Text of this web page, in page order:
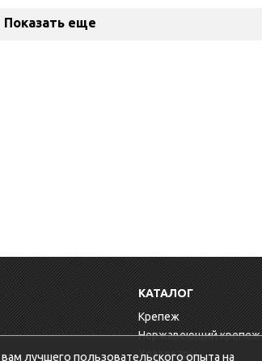
Показать еще
КАТАЛОГ
Крепеж
Нержавеющий крепеж
Хозтовары
лучшего пользовательского опыта на